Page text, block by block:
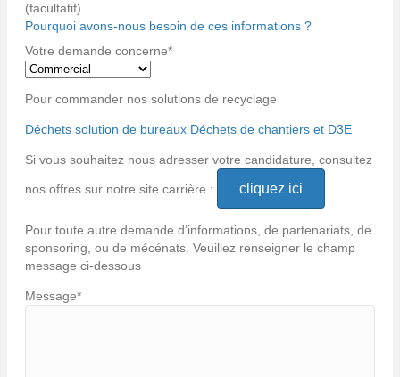
(facultatif)
Pourquoi avons-nous besoin de ces informations ?
Votre demande concerne*
Pour commander nos solutions de recyclage
Déchets solution de bureaux Déchets de chantiers et D3E
Si vous souhaitez nous adresser votre candidature, consultez
nos offres sur notre site carrière : cliquez ici
Pour toute autre demande d’informations, de partenariats, de
sponsoring, ou de mécénats. Veuillez renseigner le champ
message ci-dessous
Message*